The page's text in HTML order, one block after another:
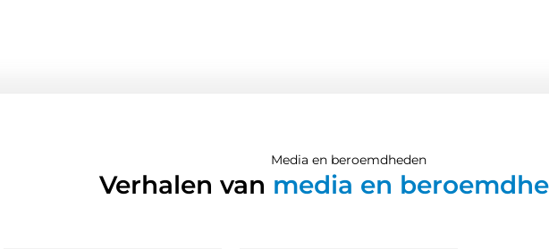
Media en beroemdheden
Verhalen van media en